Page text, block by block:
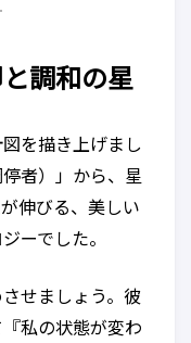
調和の星
を描き上げまし
者）」から、星
伸びる、美しい
ーでした。
せましょう。彼
私の状態が変わ